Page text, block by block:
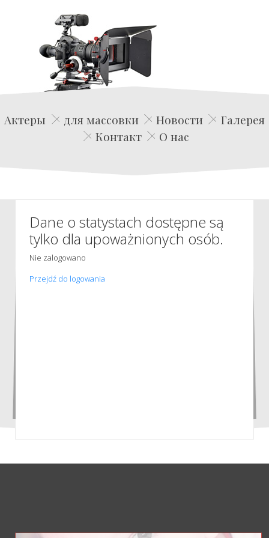
Edwin Film Agencja Aktorska
Актеры для массовки Новости
Галерея
Контакт
О нас
Dane o statystach dostępne są
tylko dla upoważnionych osób.
Nie zalogowano
Przejdź do logowania